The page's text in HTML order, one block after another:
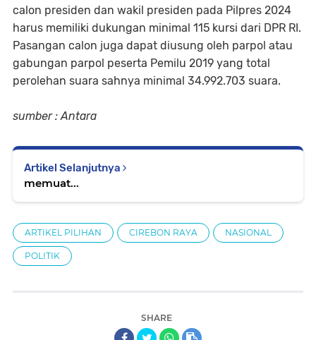
calon presiden dan wakil presiden pada Pilpres 2024
harus memiliki dukungan minimal 115 kursi dari DPR RI.
Pasangan calon juga dapat diusung oleh parpol atau
gabungan parpol peserta Pemilu 2019 yang total
perolehan suara sahnya minimal 34.992.703 suara.
sumber : Antara
Artikel Selanjutnya
memuat...
ARTIKEL PILIHAN CIREBON RAYA NASIONAL
POLITIK
SHARE